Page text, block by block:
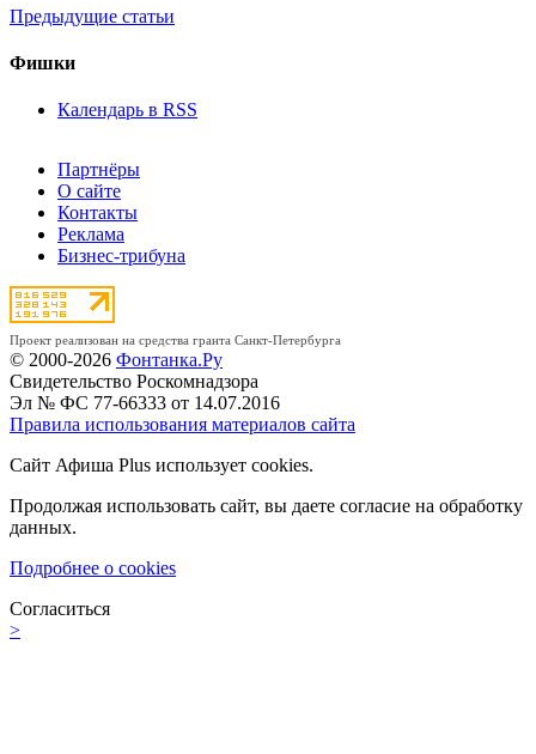
Предыдущие статьи
Фишки
Календарь в RSS
Партнёры
О сайте
Контакты
Реклама
Бизнес-трибуна
Проект реализован на средства гранта Санкт-Петербурга
© 2000-2026 Фонтанка.Ру
Свидетельство Роскомнадзора
Эл № ФС 77-66333 от 14.07.2016
Правила использования материалов сайта
Сайт Афиша Plus использует cookies.
Продолжая использовать сайт, вы даете согласие на обработку
данных.
Подробнее о cookies
Согласиться
>